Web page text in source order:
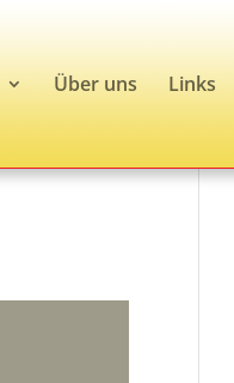
Über uns Links